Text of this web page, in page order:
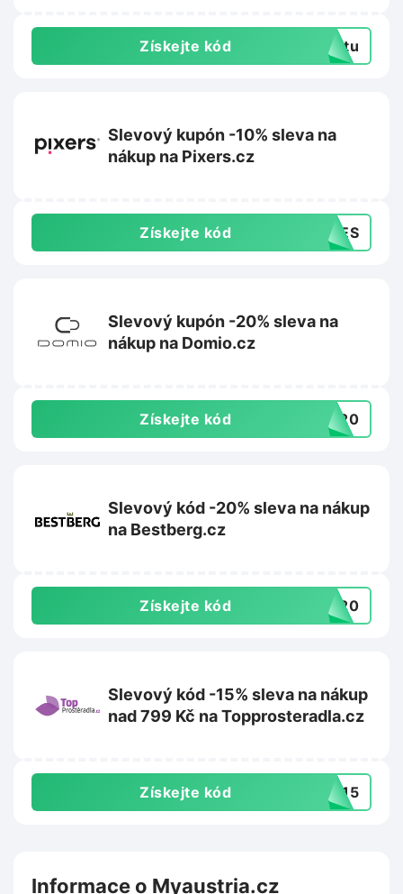
Získejte kód extu
Slevový kupón -10% sleva na
nákup na Pixers.cz
Získejte kód SHES
Slevový kupón -20% sleva na
nákup na Domio.cz
Získejte kód va20
Slevový kód -20% sleva na nákup
na Bestberg.cz
Získejte kód ST20
Slevový kód -15% sleva na nákup
nad 799 Kč na Topprosteradla.cz
Získejte kód NY15
Informace o Myaustria.cz